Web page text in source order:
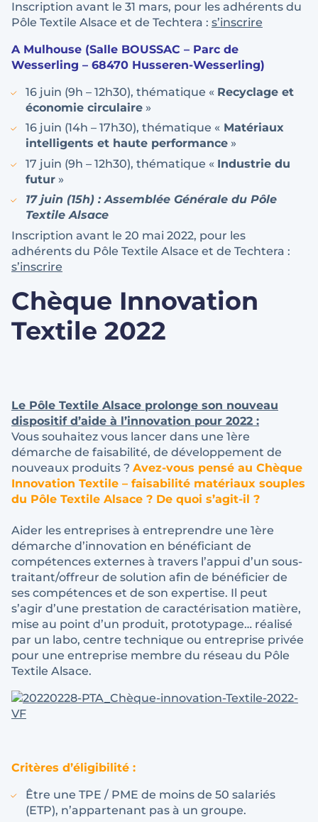
Inscription avant le 31 mars, pour les adhérents du
Pôle Textile Alsace et de Techtera : s’inscrire
A Mulhouse (Salle BOUSSAC – Parc de
Wesserling – 68470 Husseren-Wesserling)
16 juin (9h – 12h30), thématique « Recyclage et
économie circulaire »
16 juin (14h – 17h30), thématique « Matériaux
intelligents et haute performance »
17 juin (9h – 12h30), thématique « Industrie du
futur »
17 juin (15h) : Assemblée Générale du Pôle
Textile Alsace
Inscription avant le 20 mai 2022, pour les
adhérents du Pôle Textile Alsace et de Techtera :
s’inscrire
Chèque Innovation
Textile 2022
Le Pôle Textile Alsace prolonge son nouveau
dispositif d’aide à l’innovation pour 2022 :
Vous souhaitez vous lancer dans une 1ère
démarche de faisabilité, de développement de
nouveaux produits ? Avez-vous pensé au Chèque
Innovation Textile – faisabilité matériaux souples
du Pôle Textile Alsace ? De quoi s’agit-il ?
Aider les entreprises à entreprendre une 1ère
démarche d’innovation en bénéficiant de
compétences externes à travers l’appui d’un sous-
traitant/offreur de solution afin de bénéficier de
ses compétences et de son expertise. Il peut
s’agir d’une prestation de caractérisation matière,
mise au point d’un produit, prototypage… réalisé
par un labo, centre technique ou entreprise privée
pour une entreprise membre du réseau du Pôle
Textile Alsace.
Critères d’éligibilité :
Être une TPE / PME de moins de 50 salariés
(ETP), n’appartenant pas à un groupe.